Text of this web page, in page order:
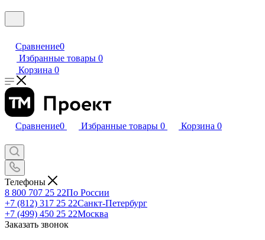
Сравнение0
Избранные товары 0
Корзина 0
Сравнение0 Избранные товары 0 Корзина 0
Телефоны
8 800 707 25 22По России
+7 (812) 317 25 22Санкт-Петербург
+7 (499) 450 25 22Москва
Заказать звонок